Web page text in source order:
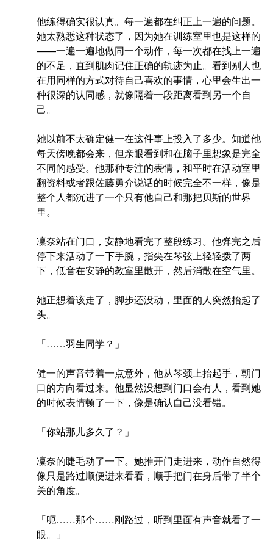
他练得确实很认真。每一遍都在纠正上一遍的问题。
她太熟悉这种状态了，因为她在训练室里也是这样的
——一遍一遍地做同一个动作，每一次都在找上一遍
的不足，直到肌肉记住正确的轨迹为止。看到别人也
在用同样的方式对待自己喜欢的事情，心里会生出一
种很深的认同感，就像隔着一段距离看到另一个自
己。
她以前不太确定健一在这件事上投入了多少。知道他
每天傍晚都会来，但亲眼看到和在脑子里想象是完全
不同的感受。他那种专注的表情，和平时在活动室里
翻资料或者跟佐藤勇介说话的时候完全不一样，像是
整个人都沉进了一个只有他自己和那把贝斯的世界
里。
凜奈站在门口，安静地看完了整段练习。他弹完之后
停下来活动了一下手腕，指尖在琴弦上轻轻拨了两
下，低音在安静的教室里散开，然后消散在空气里。
她正想着该走了，脚步还没动，里面的人突然抬起了
头。
「……羽生同学？」
健一的声音带着一点意外，他从琴颈上抬起手，朝门
口的方向看过来。他显然没想到门口会有人，看到她
的时候表情顿了一下，像是确认自己没看错。
「你站那儿多久了？」
凜奈的睫毛动了一下。她推开门走进来，动作自然得
像只是路过顺便进来看看，顺手把门在身后带了半个
关的角度。
「呃……那个……刚路过，听到里面有声音就看了一
眼。」